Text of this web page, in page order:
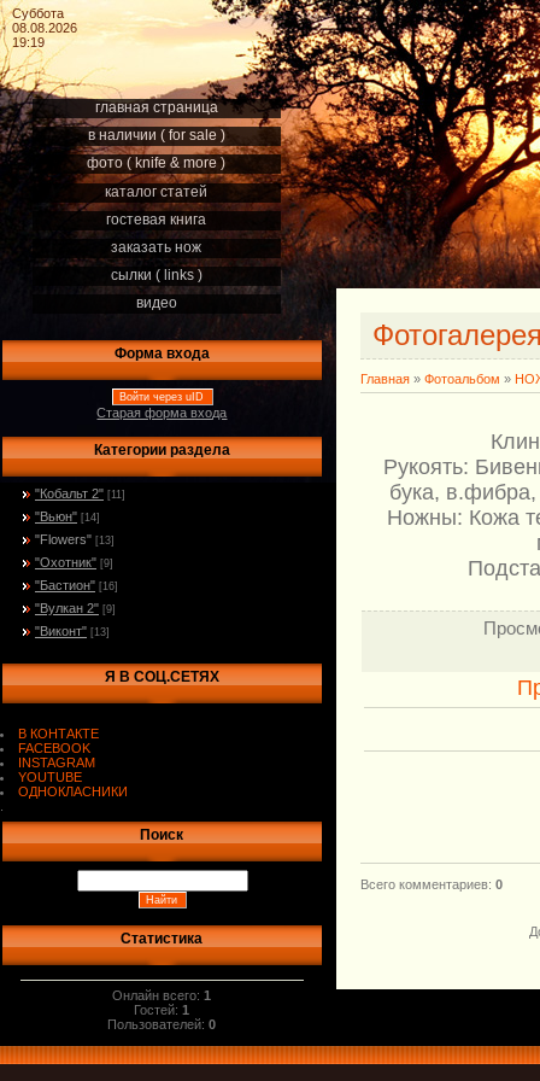
Суббота
08.08.2026
19:19
главная страница
в наличии ( for sale )
фото ( knife & more )
каталог статей
гостевая книга
заказать нож
сылки ( links )
видео
Форма входа
Войти через uID
Старая форма входа
Категории раздела
"Кобальт 2" [11]
"Вьюн" [14]
"Flowers" [13]
"Охотник" [9]
"Бастион" [16]
"Вулкан 2" [9]
"Виконт" [13]
Я В СОЦ.СЕТЯХ
В КОНТАКТЕ
FACEBOOK
INSTAGRAM
YOUTUBE
ОДНОКЛАСНИКИ
Поиск
Статистика
Онлайн всего:1
Гостей:1
Пользователей:0
Главная » Фотоальбом »
Рукоять:
бука,
Ножны: Кожа
Всего комментариев: 0